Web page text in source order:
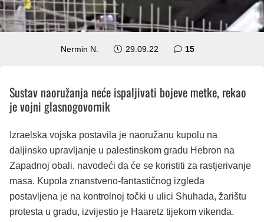
Nermin N. 29.09.22 15komentara
Sustav naoružanja neće ispaljivati bojeve metke, rekao
je vojni glasnogovornik
Izraelska vojska postavila je naoružanu kupolu na
daljinsko upravljanje u palestinskom gradu Hebron na
Zapadnoj obali, navodeći da će se koristiti za rastjerivanje
masa. Kupola znanstveno-fantastičnog izgleda
postavljena je na kontrolnoj točki u ulici Shuhada, žarištu
protesta u gradu, izvijestio je Haaretz tijekom vikenda.